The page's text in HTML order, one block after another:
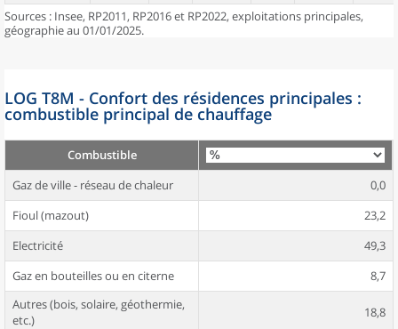
Sources : Insee, RP2011, RP2016 et RP2022, exploitations principales,
géographie au 01/01/2025.
LOG T8M - Confort des résidences principales :
combustible principal de chauffage
Combustible
Gaz de ville - réseau de chaleur
0,0
Fioul (mazout)
23,2
Electricité
49,3
Gaz en bouteilles ou en citerne
8,7
Autres (bois, solaire, géothermie,
etc.)
18,8